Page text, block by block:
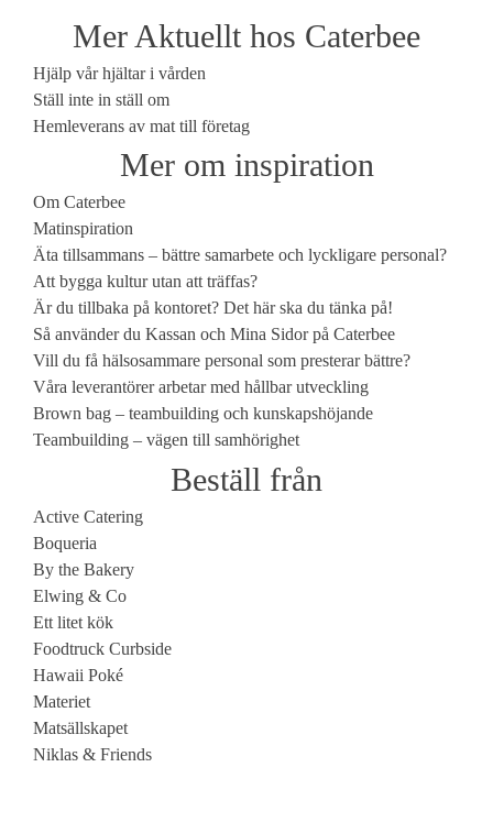
Mer Aktuellt hos Caterbee
Hjälp vår hjältar i vården
Ställ inte in ställ om
Hemleverans av mat till företag
Mer om inspiration
Om Caterbee
Matinspiration
Äta tillsammans – bättre samarbete och lyckligare personal?
Att bygga kultur utan att träffas?
Är du tillbaka på kontoret? Det här ska du tänka på!
Så använder du Kassan och Mina Sidor på Caterbee
Vill du få hälsosammare personal som presterar bättre?
Våra leverantörer arbetar med hållbar utveckling
Brown bag – teambuilding och kunskapshöjande
Teambuilding – vägen till samhörighet
Beställ från
Active Catering
Boqueria
By the Bakery
Elwing & Co
Ett litet kök
Foodtruck Curbside
Hawaii Poké
Materiet
Matsällskapet
Niklas & Friends